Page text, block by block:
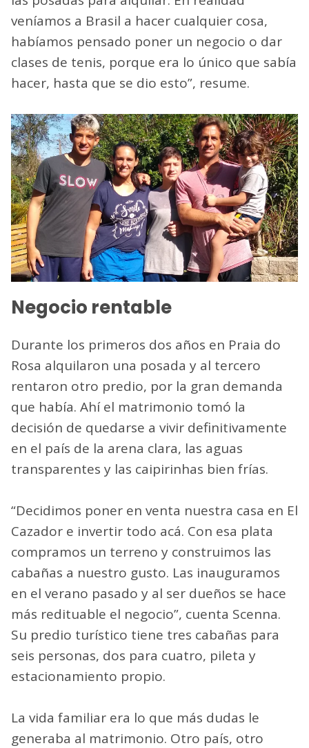
veníamos a Brasil a hacer cualquier cosa,
habíamos pensado poner un negocio o dar
clases de tenis, porque era lo único que sabía
hacer, hasta que se dio esto”, resume.
Negocio rentable
Durante los primeros dos años en Praia do
Rosa alquilaron una posada y al tercero
rentaron otro predio, por la gran demanda
que había. Ahí el matrimonio tomó la
decisión de quedarse a vivir definitivamente
en el país de la arena clara, las aguas
transparentes y las caipirinhas bien frías.
“Decidimos poner en venta nuestra casa en El
Cazador e invertir todo acá. Con esa plata
compramos un terreno y construimos las
cabañas a nuestro gusto. Las inauguramos
en el verano pasado y al ser dueños se hace
más redituable el negocio”, cuenta Scenna.
Su predio turístico tiene tres cabañas para
seis personas, dos para cuatro, pileta y
estacionamiento propio.
La vida familiar era lo que más dudas le
generaba al matrimonio. Otro país, otro